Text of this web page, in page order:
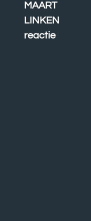
MAART
LINKEN
reactie